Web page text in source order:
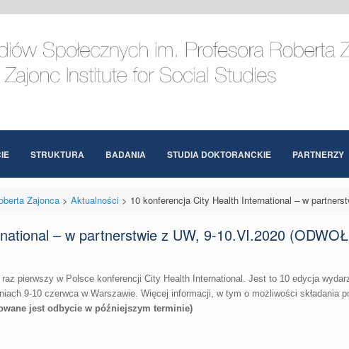
STRUKTURA BADANIA STUDIA DOKTORANCKIE PARTNERZY
Zajonca> Aktualności> 10 konferencja City Health International – w
– w partnerstwie z UW, 9-10.VI.2020
pierwszy w Polsce konferencji City Health International. Jest to 10 edycja
9-10 czerwca w Warszawie. Więcej informacji, w tym o możliwości składania
jest odbycie w późniejszym terminie)